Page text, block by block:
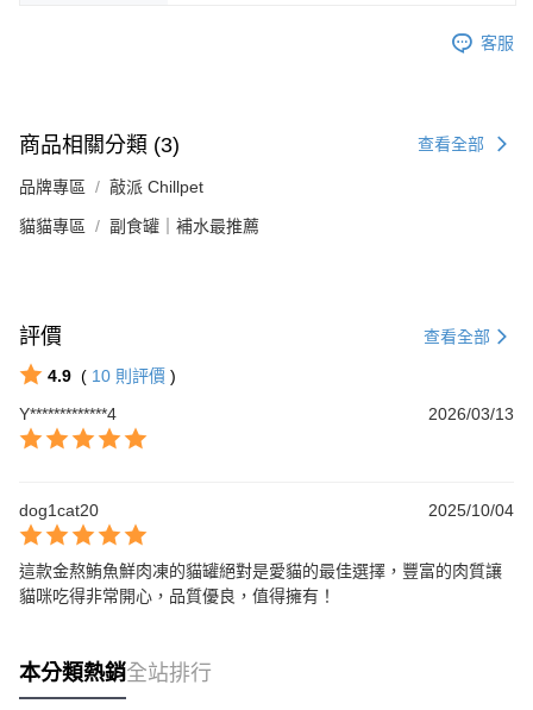
客服
商品相關分類 (3) 查看全部
品牌專區 敲派 Chillpet
貓貓專區 副食罐｜補水最推薦
評價 查看全部
4.9 ( 10 則評價 )
Y*************4
2026/03/13
dog1cat20 2025/10/04
這款金熬鮪魚鮮肉凍的貓罐絕對是愛貓的最佳選擇，豐富的肉質讓
貓咪吃得非常開心，品質優良，值得擁有！
本分類熱銷全站排行